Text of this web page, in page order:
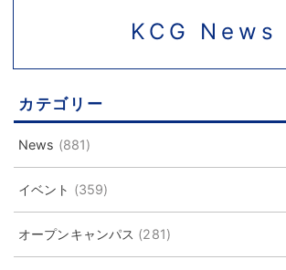
KCG News
カテゴリー
News (881)
イベント (359)
オープンキャンパス (281)